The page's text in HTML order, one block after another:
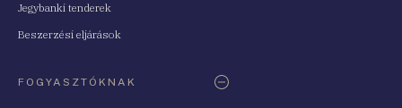
Jegybanki tenderek
Beszerzési eljárások
FOGYASZTÓKNAK